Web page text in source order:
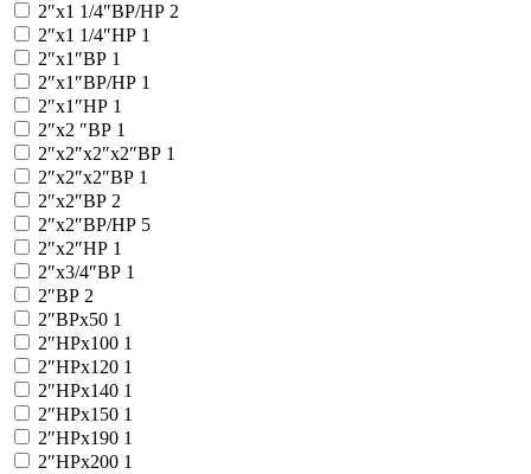
2″x1 1/4″ВР/НР 2
2″x1 1/4″НР 1
2″x1″ВР 1
2″x1″ВР/НР 1
2″x1″НР 1
2″x2 ″ВР 1
2″x2″x2″x2″ВР 1
2″x2″x2″ВР 1
2″x2″ВР 2
2″x2″ВР/НР 5
2″x2″НР 1
2″x3/4″ВР 1
2″ВР 2
2″ВРx50 1
2″НРx100 1
2″НРx120 1
2″НРx140 1
2″НРx150 1
2″НРx190 1
2″НРx200 1